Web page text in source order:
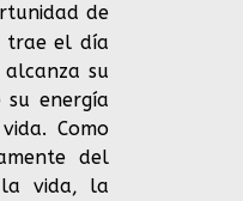
de
trae el día
su
energía
Como
del
vida, la